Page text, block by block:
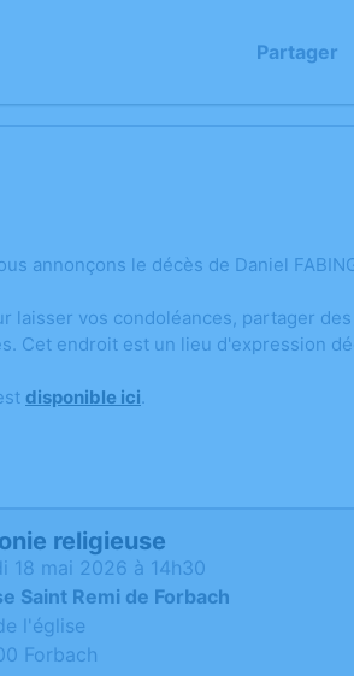
Partager
annonçons le décès de Daniel
laisser vos condoléances, partager
Cet endroit est un lieu d'expression
disponible ici.
religieuse
18 mai 2026 à 14h30
Saint Remi de Forbach
l'église
Forbach